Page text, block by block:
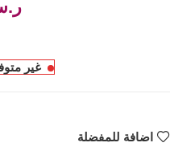
غير
اضافة للمفضلة